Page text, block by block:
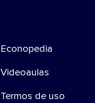
Econopedia
Videoaulas
Termos de uso